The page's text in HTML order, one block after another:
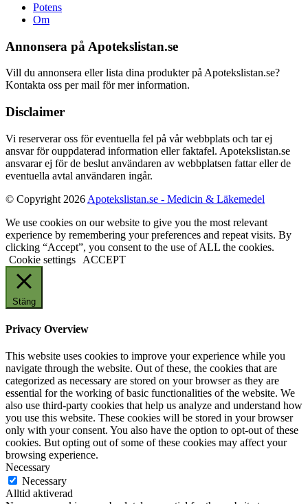
Potens
Om
Annonsera på Apotekslistan.se
Vill du annonsera eller lista dina produkter på Apotekslistan.se?
Kontakta oss per mail för mer information.
Disclaimer
Vi reserverar oss för eventuella fel på vår webbplats och tar ej
ansvar för ouppdaterad information eller faktafel. Apotekslistan.se
ansvarar ej för de beslut användaren av webbplatsen fattar eller de
eventuella avtal användaren ingår.
© Copyright 2026 Apotekslistan.se - Medicin & Läkemedel
We use cookies on our website to give you the most relevant
experience by remembering your preferences and repeat visits. By
clicking “Accept”, you consent to the use of ALL the cookies.
Cookie settings
ACCEPT
Stäng
Privacy Overview
This website uses cookies to improve your experience while you
navigate through the website. Out of these, the cookies that are
categorized as necessary are stored on your browser as they are
essential for the working of basic functionalities of the website. We
also use third-party cookies that help us analyze and understand how
you use this website. These cookies will be stored in your browser
only with your consent. You also have the option to opt-out of these
cookies. But opting out of some of these cookies may affect your
browsing experience.
Necessary
Necessary
Alltid aktiverad